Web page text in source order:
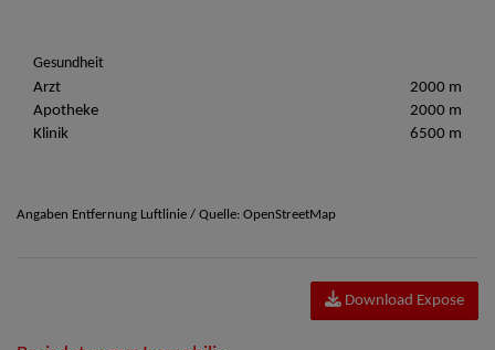
Gesundheit
Arzt
2000 m
Apotheke
2000 m
Klinik
6500 m
Angaben Entfernung Luftlinie / Quelle: OpenStreetMap
Download Expose